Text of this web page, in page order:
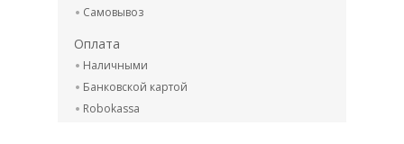
Самовывоз
Оплата
Наличными
Банковской картой
Robokassa